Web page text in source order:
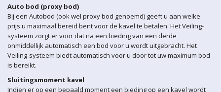
Auto bod (proxy bod)
Bij een Autobod (ook wel proxy bod genoemd) geeft u aan welke
prijs u maximaal bereid bent voor de kavel te betalen. Het Veiling-
systeem zorgt er voor dat na een bieding van een derde
onmiddellijk automatisch een bod voor u wordt uitgebracht. Het
Veiling-systeem biedt automatisch voor u door tot uw maximum bod
is bereikt.
Sluitingsmoment kavel
Indien er op een bepaald moment een bieding op een kavel wordt